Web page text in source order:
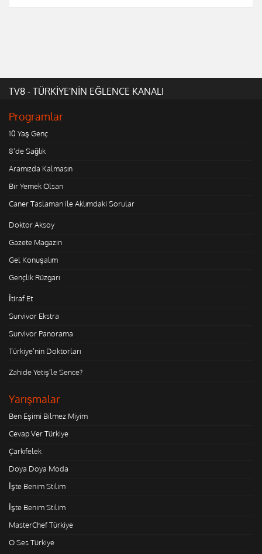
TV8 - TÜRKİYE'NİN EĞLENCE KANALI
Programlar
10 Yaş Genç
8'de Sağlık
Aramızda Kalmasın
Bir Yemek Olsan
Caner Taslaman ile Aklımdaki Sorular
Doktor Aksoy
Gazete Magazin
Gel Konuşalım
Gençlik Rüzgarı
İtiraf Et
Survivor Ekstra
Survivor Panorama
Türkiye'nin Doktorları
Zahide Yetiş'le Sence?
Yarışmalar
Ben Eşimi Bilmez Miyim
Cevap Ver Türkiye
Çarkıfelek
Doya Doya Moda
İşte Benim Stilim
İşte Benim Stilim
MasterChef Türkiye
O Ses Türkiye